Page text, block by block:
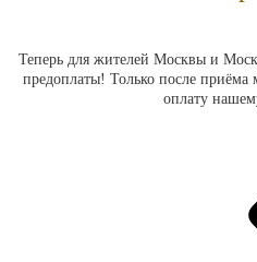
Теперь для жителей Москвы и
предоплаты! Только после приёма
оплату